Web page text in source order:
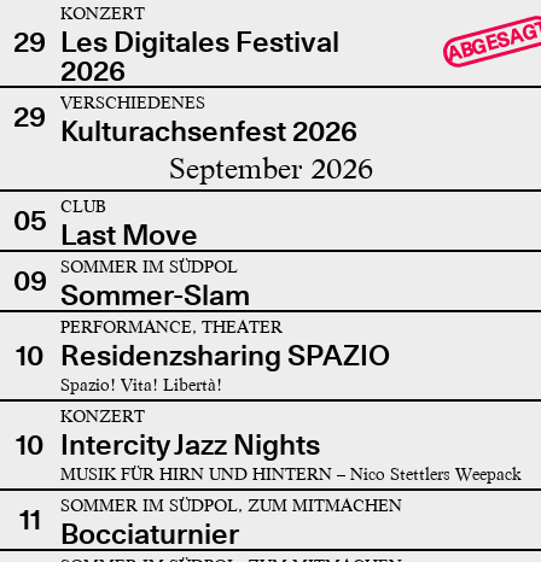
29
KONZERT
Les Digitales Festival
2026
29 VERSCHIEDENES
Kulturachsenfest 2026
September 2026
05 CLUB
Last Move
09
SOMMER IM SÜDPOL
Sommer-Slam
10
PERFORMANCE, THEATER
Residenzsharing SPAZIO
Spazio! Vita! Libertà!
10
KONZERT
Intercity Jazz Nights
MUSIK FÜR HIRN UND HINTERN – Nico Stettlers Weepack
11 SOMMER IM SÜDPOL, ZUM MITMACHEN
Bocciaturnier